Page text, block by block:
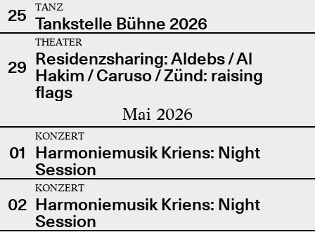
25
TANZ
Tankstelle Bühne 2026
29
THEATER
Residenzsharing: Aldebs / Al
Hakim / Caruso / Zünd: raising
flags
Mai 2026
01
KONZERT
Harmoniemusik Kriens: Night
Session
02
KONZERT
Harmoniemusik Kriens: Night
Session